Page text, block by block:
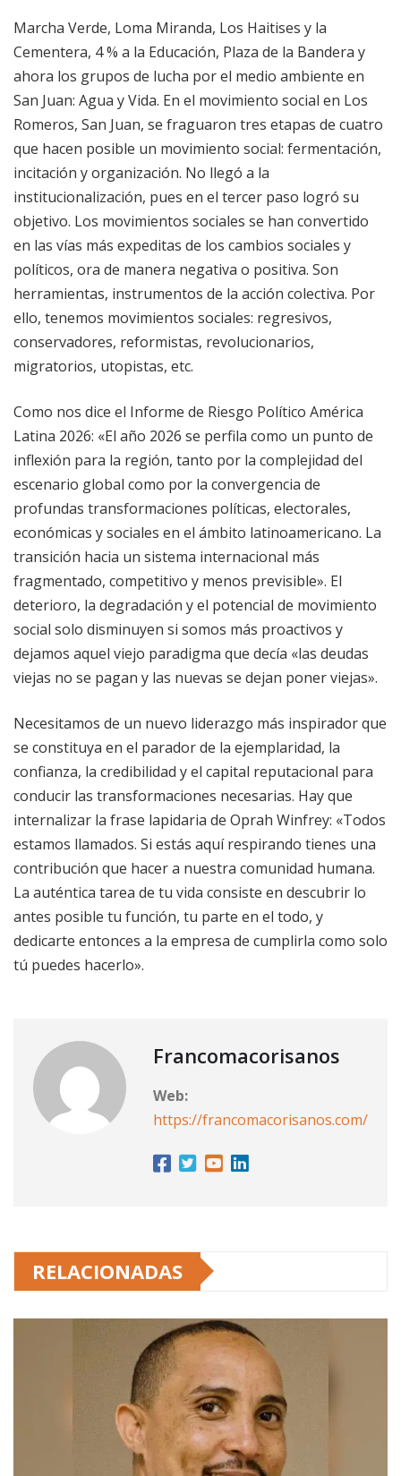
Marcha Verde, Loma Miranda, Los Haitises y la
Cementera, 4 % a la Educación, Plaza de la Bandera y
ahora los grupos de lucha por el medio ambiente en
San Juan: Agua y Vida. En el movimiento social en Los
Romeros, San Juan, se fraguaron tres etapas de cuatro
que hacen posible un movimiento social: fermentación,
incitación y organización. No llegó a la
institucionalización, pues en el tercer paso logró su
objetivo. Los movimientos sociales se han convertido
en las vías más expeditas de los cambios sociales y
políticos, ora de manera negativa o positiva. Son
herramientas, instrumentos de la acción colectiva. Por
ello, tenemos movimientos sociales: regresivos,
conservadores, reformistas, revolucionarios,
migratorios, utopistas, etc.
Como nos dice el Informe de Riesgo Político América
Latina 2026: «El año 2026 se perfila como un punto de
inflexión para la región, tanto por la complejidad del
escenario global como por la convergencia de
profundas transformaciones políticas, electorales,
económicas y sociales en el ámbito latinoamericano. La
transición hacia un sistema internacional más
fragmentado, competitivo y menos previsible». El
deterioro, la degradación y el potencial de movimiento
social solo disminuyen si somos más proactivos y
dejamos aquel viejo paradigma que decía «las deudas
viejas no se pagan y las nuevas se dejan poner viejas».
Necesitamos de un nuevo liderazgo más inspirador que
se constituya en el parador de la ejemplaridad, la
confianza, la credibilidad y el capital reputacional para
conducir las transformaciones necesarias. Hay que
internalizar la frase lapidaria de Oprah Winfrey: «Todos
estamos llamados. Si estás aquí respirando tienes una
contribución que hacer a nuestra comunidad humana.
La auténtica tarea de tu vida consiste en descubrir lo
antes posible tu función, tu parte en el todo, y
dedicarte entonces a la empresa de cumplirla como solo
tú puedes hacerlo».
Francomacorisanos
Web:
https://francomacorisanos.com/
RELACIONADAS